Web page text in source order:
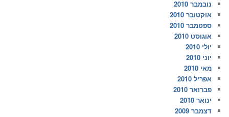
נובמבר 2010
אוקטובר 2010
ספטמבר 2010
אוגוסט 2010
יולי 2010
יוני 2010
מאי 2010
אפריל 2010
פברואר 2010
ינואר 2010
דצמבר 2009